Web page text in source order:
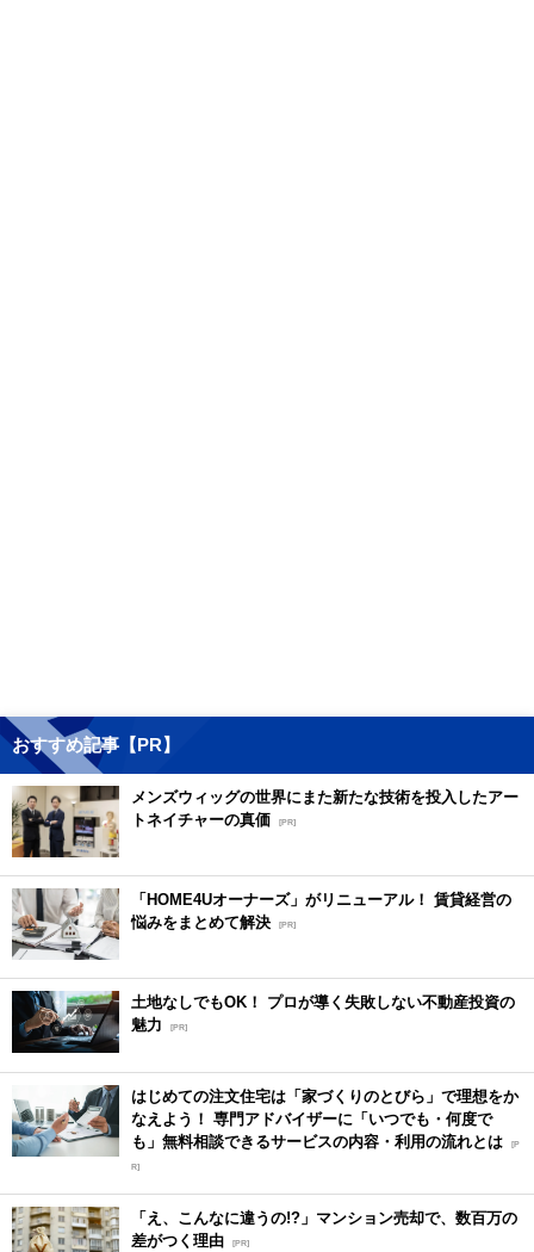
おすすめ記事【PR】
メンズウィッグの世界にまた新たな技術を投入したアー
トネイチャーの真価 [PR]
「HOME4Uオーナーズ」がリニューアル！ 賃貸経営の
悩みをまとめて解決 [PR]
土地なしでもOK！ プロが導く失敗しない不動産投資の
魅力
[PR]
はじめての注文住宅は「家づくりのとびら」で理想をか
なえよう！ 専門アドバイザーに「いつでも・何度で
も」無料相談できるサービスの内容・利用の流れとは [P
R]
「え、こんなに違うの!?」マンション売却で、数百万の
差がつく理由 [PR]